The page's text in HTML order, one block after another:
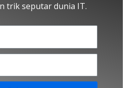
trik seputar dunia IT.